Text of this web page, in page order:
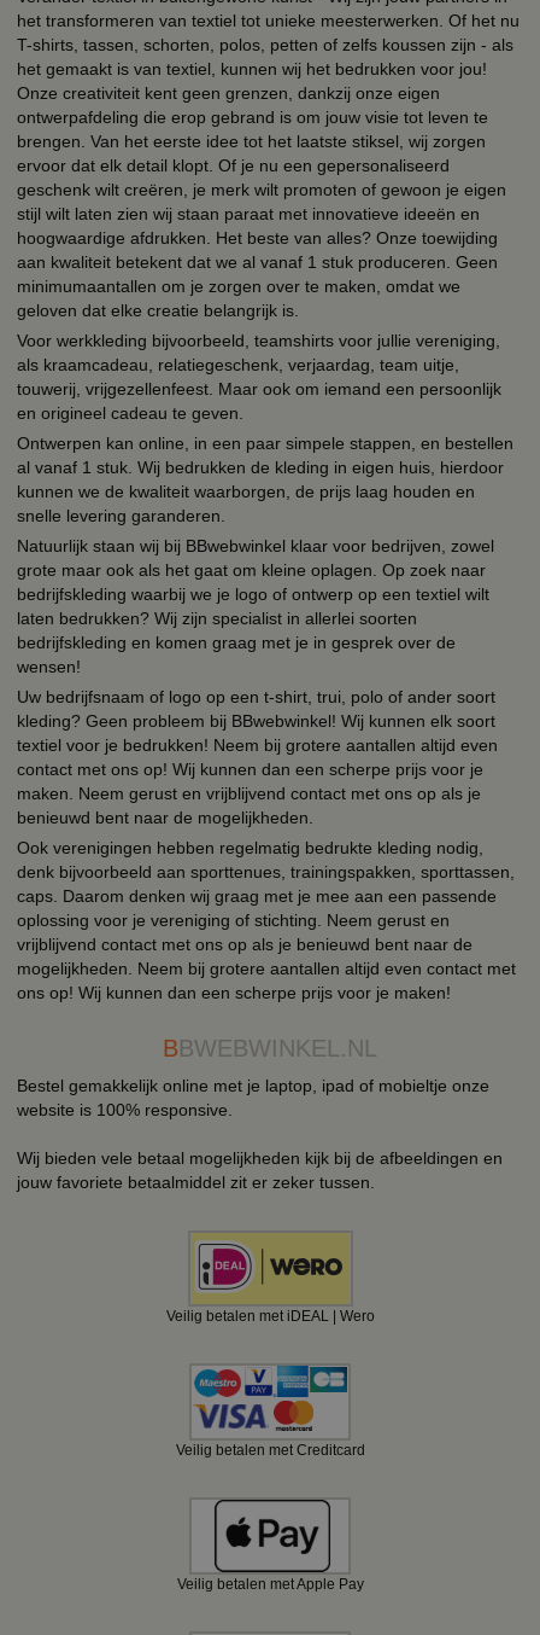
het transformeren van textiel tot unieke meesterwerken. Of het nu
T-shirts, tassen, schorten, polos, petten of zelfs koussen zijn - als
het gemaakt is van textiel, kunnen wij het bedrukken voor jou!
Onze creativiteit kent geen grenzen, dankzij onze eigen
ontwerpafdeling die erop gebrand is om jouw visie tot leven te
brengen. Van het eerste idee tot het laatste stiksel, wij zorgen
ervoor dat elk detail klopt. Of je nu een gepersonaliseerd
geschenk wilt creëren, je merk wilt promoten of gewoon je eigen
stijl wilt laten zien wij staan paraat met innovatieve ideeën en
hoogwaardige afdrukken. Het beste van alles? Onze toewijding
aan kwaliteit betekent dat we al vanaf 1 stuk produceren. Geen
minimumaantallen om je zorgen over te maken, omdat we
geloven dat elke creatie belangrijk is.
Voor werkkleding bijvoorbeeld, teamshirts voor jullie vereniging,
als kraamcadeau, relatiegeschenk, verjaardag, team uitje,
touwerij, vrijgezellenfeest. Maar ook om iemand een persoonlijk
en origineel cadeau te geven.
Ontwerpen kan online, in een paar simpele stappen, en bestellen
al vanaf 1 stuk. Wij bedrukken de kleding in eigen huis, hierdoor
kunnen we de kwaliteit waarborgen, de prijs laag houden en
snelle levering garanderen.
Natuurlijk staan wij bij BBwebwinkel klaar voor bedrijven, zowel
grote maar ook als het gaat om kleine oplagen. Op zoek naar
bedrijfskleding waarbij we je logo of ontwerp op een textiel wilt
laten bedrukken? Wij zijn specialist in allerlei soorten
bedrijfskleding en komen graag met je in gesprek over de
wensen!
Uw bedrijfsnaam of logo op een t-shirt, trui, polo of ander soort
kleding? Geen probleem bij BBwebwinkel! Wij kunnen elk soort
textiel voor je bedrukken! Neem bij grotere aantallen altijd even
contact met ons op! Wij kunnen dan een scherpe prijs voor je
maken. Neem gerust en vrijblijvend contact met ons op als je
benieuwd bent naar de mogelijkheden.
Ook verenigingen hebben regelmatig bedrukte kleding nodig,
denk bijvoorbeeld aan sporttenues, trainingspakken, sporttassen,
caps. Daarom denken wij graag met je mee aan een passende
oplossing voor je vereniging of stichting. Neem gerust en
vrijblijvend contact met ons op als je benieuwd bent naar de
mogelijkheden. Neem bij grotere aantallen altijd even contact met
ons op! Wij kunnen dan een scherpe prijs voor je maken!
BBWEBWINKEL.NL
Bestel gemakkelijk online met je laptop, ipad of mobieltje onze
website is 100% responsive.
Wij bieden vele betaal mogelijkheden kijk bij de afbeeldingen en
jouw favoriete betaalmiddel zit er zeker tussen.
Veilig betalen met iDEAL | Wero
Veilig betalen met Creditcard
Veilig betalen met Apple Pay